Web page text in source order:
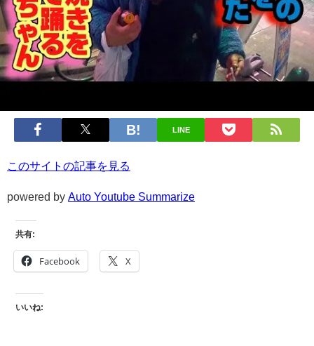
LINE
このサイトの記事を見る
powered by Auto Youtube Summarize
共有:
Facebook X
いいね: